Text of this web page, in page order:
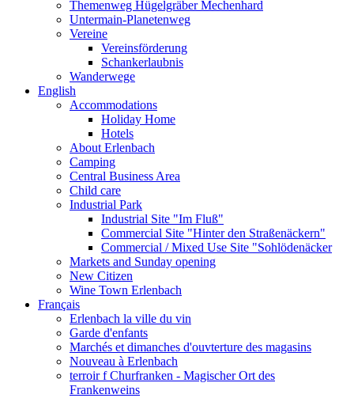
Themenweg Hügelgräber Mechenhard
Untermain-Planetenweg
Vereine
Vereinsförderung
Schankerlaubnis
Wanderwege
English
Accommodations
Holiday Home
Hotels
About Erlenbach
Camping
Central Business Area
Child care
Industrial Park
Industrial Site "Im Fluß"
Commercial Site "Hinter den Straßenäckern"
Commercial / Mixed Use Site "Sohlödenäcker
Markets and Sunday opening
New Citizen
Wine Town Erlenbach
Français
Erlenbach la ville du vin
Garde d'enfants
Marchés et dimanches d'ouvterture des magasins
Nouveau à Erlenbach
terroir f Churfranken - Magischer Ort des
Frankenweins